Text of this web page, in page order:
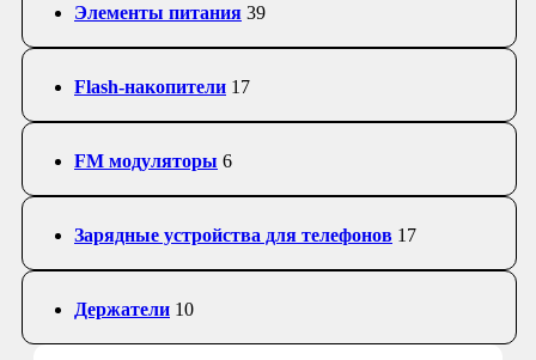
Элементы питания 39
Flash-накопители 17
FM модуляторы 6
Зарядные устройства для телефонов 17
Держатели 10